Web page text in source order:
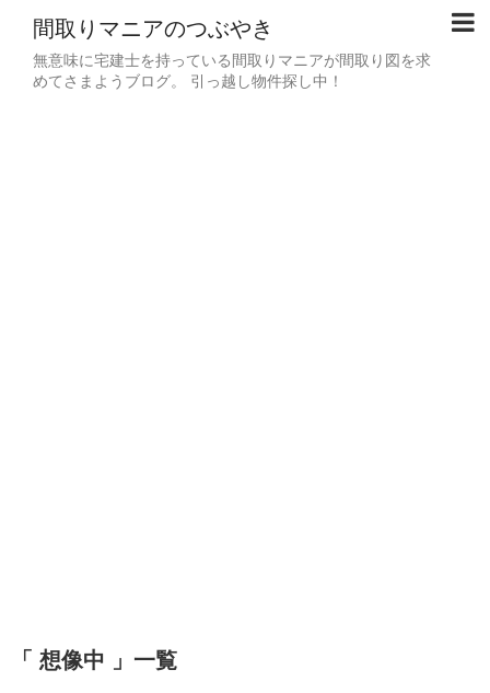
間取りマニアのつぶやき
無意味に宅建士を持っている間取りマニアが間取り図を求
めてさまようブログ。 引っ越し物件探し中！
「 想像中 」一覧